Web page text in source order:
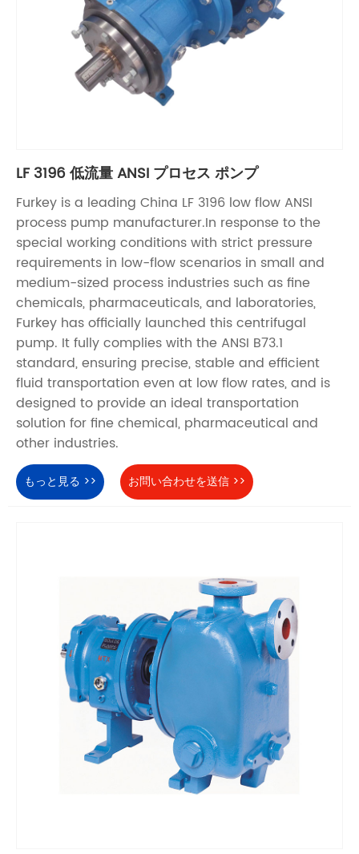
LF 31​​96 低流量 ANSI プロセス ポンプ
Furkey is a leading China LF 3196 low flow ANSI
process pump manufacturer.In response to the
special working conditions with strict pressure
requirements in low-flow scenarios in small and
medium-sized process industries such as fine
chemicals, pharmaceuticals, and laboratories,
Furkey has officially launched this centrifugal
pump. It fully complies with the ANSI B73.1
standard, ensuring precise, stable and efficient
fluid transportation even at low flow rates, and is
designed to provide an ideal transportation
solution for fine chemical, pharmaceutical and
other industries.
もっと見る >> お問い合わせを送信 >>